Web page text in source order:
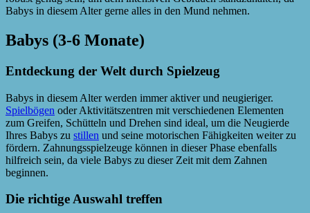
Babys in diesem Alter gerne alles in den Mund nehmen.
Babys (3-6 Monate)
Entdeckung der Welt durch Spielzeug
Babys in diesem Alter werden immer aktiver und neugieriger.
Spielbögen oder Aktivitätszentren mit verschiedenen Elementen
zum Greifen, Schütteln und Drehen sind ideal, um die Neugierde
Ihres Babys zu stillen und seine motorischen Fähigkeiten weiter zu
fördern. Zahnungsspielzeuge können in dieser Phase ebenfalls
hilfreich sein, da viele Babys zu dieser Zeit mit dem Zahnen
beginnen.
Die richtige Auswahl treffen